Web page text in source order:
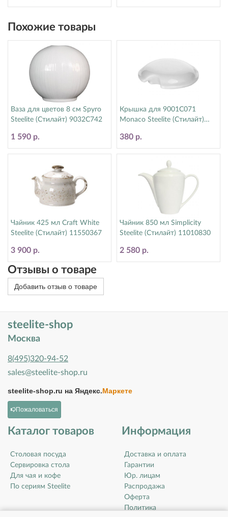
Похожие товары
Ваза для цветов 8 см Spyro
Steelite (Стилайт) 9032C742
1 590 р.
Крышка для 9001C071
Monaco Steelite (Стилайт)
380 р.
Чайник 425 мл Craft White
Steelite (Стилайт) 11550367
3 900 р.
Чайник 850 мл Simplicity
Steelite (Стилайт) 11010830
2 580 р.
Отзывы о товаре
Добавить отзыв о товаре
steelite-shop
Москва
8(495)320-94-52
sales@steelite-shop.ru
steelite-shop.ru на Яндекс.Маркете
Пожаловаться
Каталог товаров
Столовая посуда
Сервировка стола
Для чая и кофе
По сериям Steelite
Информация
Доставка и оплата
Гарантии
Юр. лицам
Распродажа
Оферта
Политика